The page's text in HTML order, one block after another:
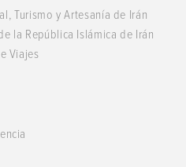
Turismo y Artesanía de Irán
la República Islámica de Irán
Viajes